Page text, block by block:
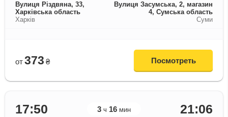
Вулиця Різдвяна, 33,
Харківська область
Вулиця Засумська, 2, магазин
4, Сумська область
Харків
Суми
от 373 ₴ Посмотреть
17:50 3 ч 16 мин 21:06